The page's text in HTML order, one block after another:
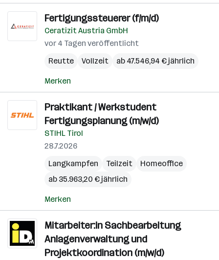
Fertigungssteuerer (f/m/d)
Ceratizit Austria GmbH
vor 4 Tagen veröffentlicht
Reutte
Vollzeit ab 47.546,94 € jährlich
Merken
Praktikant / Werkstudent
Fertigungsplanung (m/w/d)
STIHL Tirol
28.7.2026
Langkampfen
Teilzeit
Homeoffice
ab 35.963,20 € jährlich
Merken
Mitarbeiter:in Sachbearbeitung
Anlagenverwaltung und
Projektkoordination (m/w/d)